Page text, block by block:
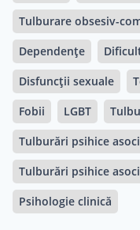
Tulburare obsesiv-
Dependențe
Disfuncții sexuale
Fobii
LGBT
Tulburări psihice
Tulburări psihice
Psihologie clinică